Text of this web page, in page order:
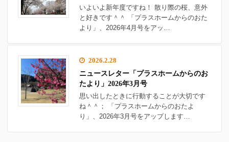
いよいよ新年度ですね！ 散り際の桜、意外
と好きです＾＾ 「プラスホームからのおた
より」、2026年4月号をアッ…
2026.2.28
ニュースレター「プラスホームからのお
たより」2026年3月号
思い出したときに行動することが大切です
ね＾＾； 「プラスホームからのおたよ
り」、2026年3月号をアップします…